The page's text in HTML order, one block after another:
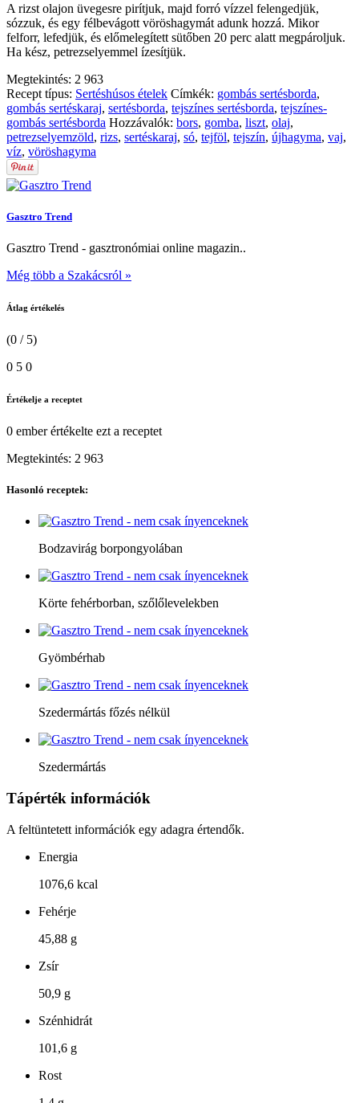
A rizst olajon üvegesre pirítjuk, majd forró vízzel felengedjük,
sózzuk, és egy félbevágott vöröshagymát adunk hozzá. Mikor
felforr, lefedjük, és előmelegített sütőben 20 perc alatt megpároljuk.
Ha kész, petrezselyemmel ízesítjük.
Megtekintés: 2 963
Recept típus: Sertéshúsos ételek Címkék: gombás sertésborda,
gombás sertéskaraj, sertésborda, tejszínes sertésborda, tejszínes-
gombás sertésborda Hozzávalók: bors, gomba, liszt, olaj,
petrezselyemzöld, rizs, sertéskaraj, só, tejföl, tejszín, újhagyma, vaj,
víz, vöröshagyma
Gasztro Trend
Gasztro Trend - gasztronómiai online magazin..
Még több a Szakácsról »
Átlag értékelés
(0 / 5)
0 5 0
Értékelje a receptet
0 emberértékelte ezt a receptet
Megtekintés: 2 963
Hasonló receptek:
Bodzavirág borpongyolában
Körte fehérborban, szőlőlevelekben
Gyömbérhab
Szedermártás főzés nélkül
Szedermártás
Tápérték információk
A feltüntetett információk egy adagra értendők.
Energia
1076,6 kcal
Fehérje
45,88 g
Zsír
50,9 g
Szénhidrát
101,6 g
Rost